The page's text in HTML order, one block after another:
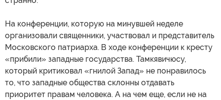
На конференции, которую на минувшей неделе
организовали священники, участвовал и представитель
Московского патриарха. В ходе конференции к кресту
«прибили» западные государства. Тамкявичюсу,
который критиковал «гнилой Запад» не понравилось
то, что западные общества склонны отдавать
приоритет правам человека. А на чем еще, если не на